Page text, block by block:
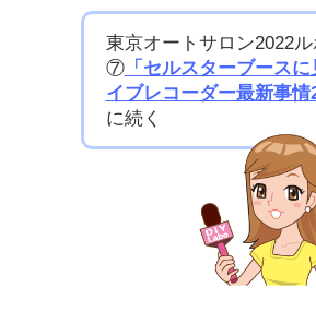
東京オートサロン2022ル
⑦「セルスターブースに
イブレコーダー最新事情
に続く